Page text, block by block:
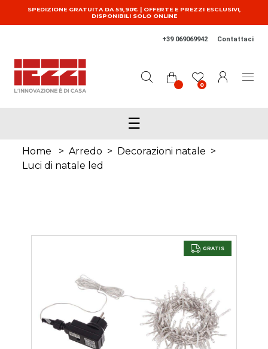
Salta al contenuto principale
SPEDIZIONE GRATUITA DA 59,90€ | OFFERTE E PREZZI ESCLUSIVI,
DISPONIBILI SOLO ONLINE
+39 069069942 Contattaci
0
☰
Home > Arredo > Decorazioni natale >
Luci di natale led
GRATIS